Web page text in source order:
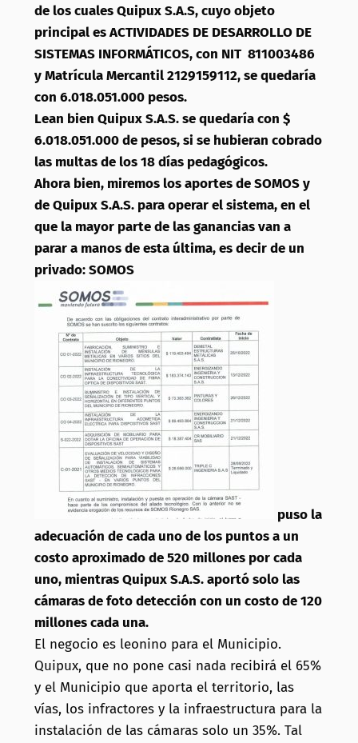
de los cuales Quipux S.A.S, cuyo objeto
principal es ACTIVIDADES DE DESARROLLO DE
SISTEMAS INFORMÁTICOS, con NIT 811003486
y Matrícula Mercantil 2129159112, se quedaría
con 6.018.051.000 pesos.
Lean bien Quipux S.A.S. se quedaría con $
6.018.051.000 de pesos, si se hubieran cobrado
las multas de los 18 días pedagógicos.
Ahora bien, miremos los aportes de SOMOS y
de Quipux S.A.S. para operar el sistema, en el
que la mayor parte de las ganancias van a
parar a manos de esta última, es decir de un
privado: SOMOS
puso la
adecuación de cada uno de los puntos a un
costo aproximado de 520 millones por cada
uno, mientras Quipux S.A.S. aportó solo las
cámaras de foto detección con un costo de 120
millones cada una.
El negocio es leonino para el Municipio.
Quipux, que no pone casi nada recibirá el 65%
y el Municipio que aporta el territorio, las
vías, los infractores y la infraestructura para la
instalación de las cámaras solo un 35%. Tal